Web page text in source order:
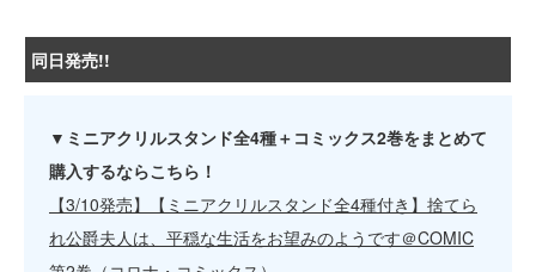
同日発売!!
▼ミニアクリルスタンド全4種＋コミックス2巻をまとめて
購入するならこちら！
【3/10発売】【ミニアクリルスタンド全4種付き】捨てら
れ公爵夫人は、平穏な生活をお望みのようです＠COMIC